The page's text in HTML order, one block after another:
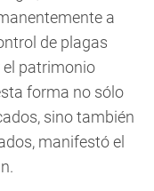
a
de plagas
el patrimonio
forma no sólo
sino también
manifestó el